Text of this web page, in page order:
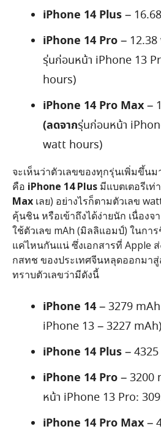
iPhone 14 Plus–
iPhone 14 Pro– 12.38
รุ่นก่อนหน้า iPhone 13
hours)
iPhone 14 Pro Max–
(ลดจากรุ่นก่อนหน้า
watt hours)
จะเห็นว่าตัวเลขของทุกรุ่นเพิ่มขึ้น
คือ iPhone 14 Plusมีแบตเตอรีเท่
Maxเลย) อย่างไรก็ตามตัวเลข
คุ้นชิน หรือเข้าถึงได้ง่ายนัก เนื่อง
ใช้ตัวเลข mAh (มิลลิแอมป์) ในกา
แค่ไหนกันแน่ ซึ่งเอกสารที่ Apple
กสทช ของประเทศจีนหลุดออกมา
ทราบตัวเลขว่ามีดังนี้
iPhone 14– 3279
iPhone 13 – 3227 mAh)
iPhone 14 Plus–
iPhone 14 Pro– 3200
หน้า iPhone 13 Pro:
iPhone 14 Pro Max–